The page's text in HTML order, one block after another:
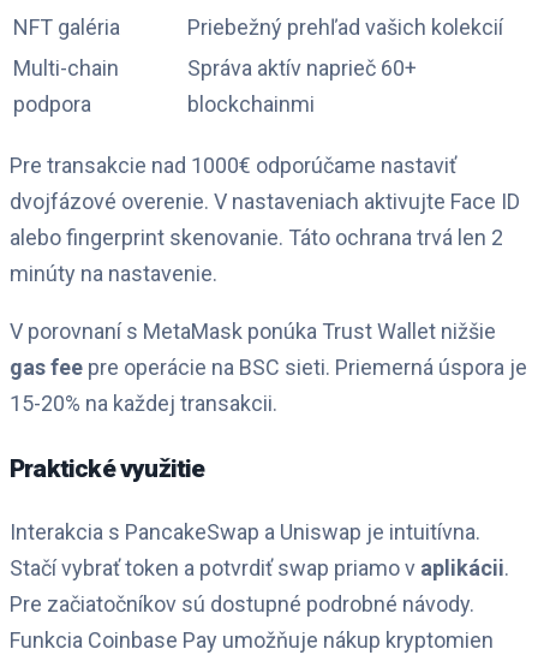
NFT galéria
Priebežný prehľad vašich kolekcií
Multi-chain
podpora
Správa aktív naprieč 60+
blockchainmi
Pre transakcie nad 1000€ odporúčame nastaviť
dvojfázové overenie. V nastaveniach aktivujte Face ID
alebo fingerprint skenovanie. Táto ochrana trvá len 2
minúty na nastavenie.
V porovnaní s MetaMask ponúka Trust Wallet nižšie
gas fee pre operácie na BSC sieti. Priemerná úspora je
15-20% na každej transakcii.
Praktické využitie
Interakcia s PancakeSwap a Uniswap je intuitívna.
Stačí vybrať token a potvrdiť swap priamo v aplikácii.
Pre začiatočníkov sú dostupné podrobné návody.
Funkcia Coinbase Pay umožňuje nákup kryptomien